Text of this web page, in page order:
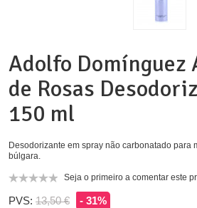
Adolfo Domínguez
de Rosas
150 ml
Desodorizante em spray não carbonatado para
búlgara.
Seja o primeiro a comentar este
PVS: 13,50 € - 31%